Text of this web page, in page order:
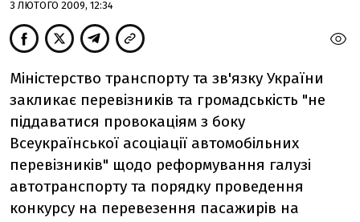
3 ЛЮТОГО 2009, 12:34
Міністерство транспорту та зв'язку України
закликає перевізників та громадськість "не
піддаватися провокаціям з боку
Всеукраїнської асоціації автомобільних
перевізників" щодо реформування галузі
автотранспорту та порядку проведення
конкурсу на перевезення пасажирів на